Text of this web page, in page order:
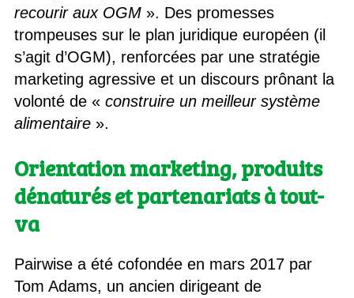
recourir aux OGM ». Des promesses
trompeuses sur le plan juridique européen (il
s’agit d’OGM), renforcées par une stratégie
marketing agressive et un discours prônant la
volonté de « construire un meilleur système
alimentaire».
Orientation marketing, produits
dénaturéset partenariats à tout-
va
Pairwise a été cofondée en mars 2017 par
Tom Adams, un ancien dirigeant de